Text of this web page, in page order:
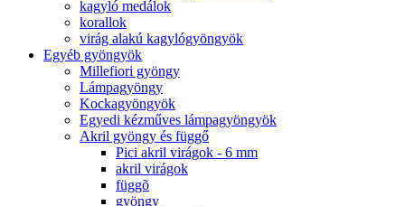
kagyló medálok
korallok
virág alakú kagylógyöngyök
Egyéb gyöngyök
Millefiori gyöngy
Lámpagyöngy
Kockagyöngyök
Egyedi kézműves lámpagyöngyök
Akril gyöngy és függő
Pici akril virágok - 6 mm
akril virágok
függõ
gyöngy